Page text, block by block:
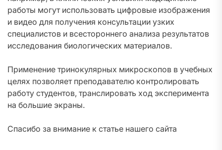
работы могут использовать цифровые изображения
и видео для получения консультации узких
специалистов и всестороннего анализа результатов
исследования биологических материалов.
Применение тринокулярных микроскопов в учебных
целях позволяет преподавателю контролировать
работу студентов, транслировать ход эксперимента
на большие экраны.
Спасибо за внимание к статье нашего сайта